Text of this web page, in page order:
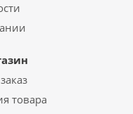
товара